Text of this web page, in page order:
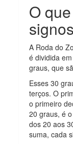
O
signos
A Roda do
é dividida
graus, que
Esses 30
terços. O
o primeiro
20 graus, é
dos 20 aos
suma, cada